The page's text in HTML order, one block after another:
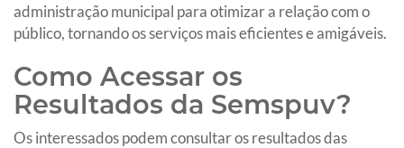
administração municipal para otimizar a relação com o
público, tornando os serviços mais eficientes e amigáveis.
Como Acessar os
Resultados da Semspuv?
Os interessados podem consultar os resultados das